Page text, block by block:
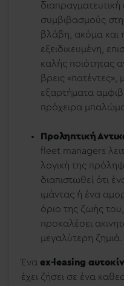
συμβιβασμούς
βλάβη, ακόμα και
εξειδικευμένη,
καλής ποιότητας
βρεις «πατέντες»,
εξαρτήματα
πρόχειρα
Προληπτική
fleet managers
λογική της
διαπιστωθεί ότι
ιμάντας ή ένα
όριο της ζωής
προκαλέσει
μεγαλύτερη ζημιά.
Ένα ex-leasing
έχει ζήσει σε ένα